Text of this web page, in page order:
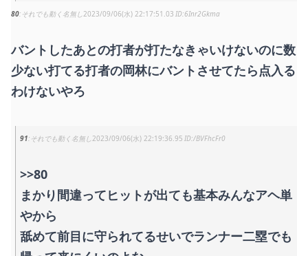
80 それでも動く名無し2023/09/06(水) 22:17:51.03 6Inr2Gkma
バントしたあとの打者が打たなきゃいけないのに数
少ない打てる打者の岡林にバントさせてたら点入る
わけないやろ
91 それでも動く名無し2023/09/06(水) 22:19:36.95 /BVFhcFr0
>>80
まかり間違ってヒットが出ても基本みんなアヘ単
やから
舐めて前目に守られてるせいでランナー二塁でも